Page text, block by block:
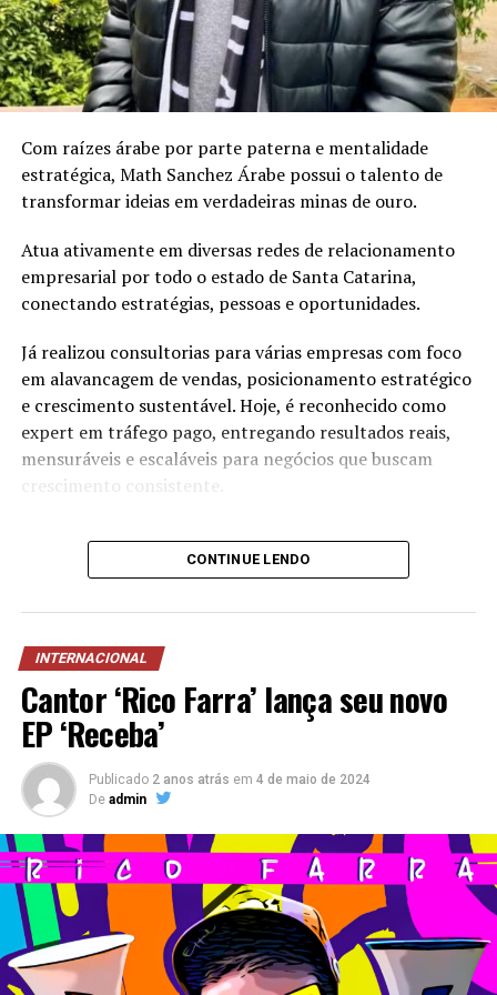
TÓPICOS RELACIONADOS
A SEGUIR
Adriana Accorsi recebe a empresária Xenia Dandrade
Harmonização orofacial: dicas práticas para quem
deseja um resultado natural com essa técnica
estação própria de tratamento de efluentes para tratar
a água utilizada nos processos operacionais e reutilizá-la
na lavagem de veículos, reduzindo o consumo de
recursos naturais.
“Quando falamos em sustentabilidade, precisamos falar
sobre ações práticas e resultados concretos. O reuso da
água mostra que é possível unir eficiência operacional,
preservação ambiental e responsabilidade com as
comunidades onde estamos inseridos. Nosso cuidado
também envolve os uniformes das oficinas, desde
2006, eles são enviados para uma lavanderia industrial
com tratamento específico para resíduos da atividade
mecânica”, destaca Anderson Acassio Martins,
coordenador Administrativo da Savana.
Já as lojas de São José dos Pinhais (PR), Curitiba Atuba
(PR) e Joinville (SC) alcançaram uma média de 95% de
destinação ambientalmente correta dos resíduos,
resultado que garantiu à empresa a certificação Aterro
Com raízes árabe por parte paterna e mentalidade
estratégica, Math Sanchez Árabe possui o talento de
transformar ideias em verdadeiras minas de ouro.
Atua ativamente em diversas redes de relacionamento
empresarial por todo o estado de Santa Catarina,
conectando estratégias, pessoas e oportunidades.
Já realizou consultorias para várias empresas com foco
em alavancagem de vendas, posicionamento estratégico
e crescimento sustentável. Hoje, é reconhecido como
expert em tráfego pago, entregando resultados reais,
mensuráveis e escaláveis para negócios que buscam
crescimento consistente.
CONTINUE LENDO
INTERNACIONAL
Cantor ‘Rico Farra’ lança seu novo
EP ‘Receba’
Publicado 2 anos atrás em 4 de maio de 2024
De admin